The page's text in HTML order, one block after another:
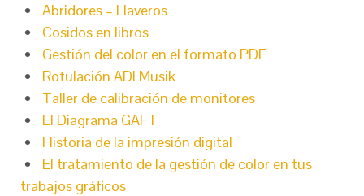
Abridores – Llaveros
Cosidos en libros
Gestión del color en el formato PDF
Rotulación ADI Musik
Taller de calibración de monitores
El Diagrama GAFT
Historia de la impresión digital
El tratamiento de la gestión de color en tus
trabajos gráficos